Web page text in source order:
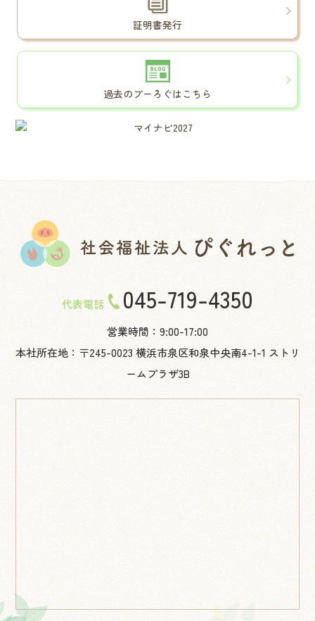
証明書発行
過去のブーろぐはこちら
代表電話 045-719-4350
営業時間：9:00-17:00
本社所在地：〒245-0023 横浜市泉区和泉中央南4-1-1 ストリ
ームプラザ3B